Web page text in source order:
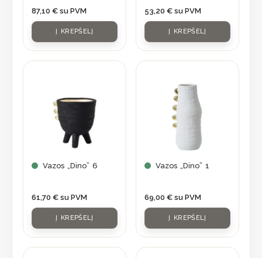
87,10 € su PVM
Į KREPŠELĮ
53,20 € su PVM
Į KREPŠELĮ
Vazos „Dino” 6
61,70 € su PVM
Į KREPŠELĮ
Vazos „Dino” 1
69,00 € su PVM
Į KREPŠELĮ